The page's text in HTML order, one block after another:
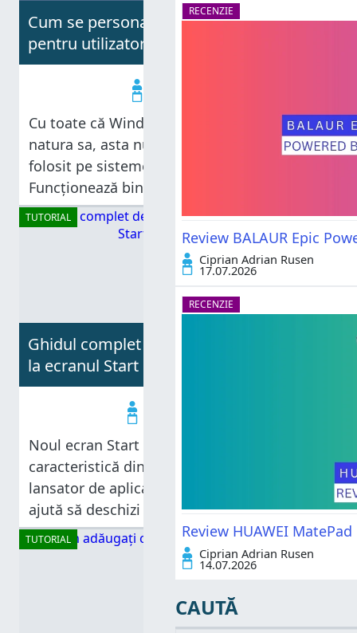
Cum se personalizează Windows 8
pentru utilizatorii de PC-uri
Cu toate că Windows 8 este hibrid prin
natura sa, asta nu înseamnă că nu poate fi
folosit pe sisteme clasice sau pe laptopuri.
Funcționează bine și este chiar mai rapid
decât Windows 7. Diferența este că
Windows 8 lucrează
TUTORIAL
Ghidul complet despre cum fixezi orice
la ecranul Start din Windows 8
Noul ecran Start este cea mai controversată
caracteristică din Windows 8. El este un
lansator de aplicaţii pe tot ecranul, care te
ajută să deschizi uşor orice aplicaţie vrei.
Înainte să vedeţi lucrurile la fel ca mine va
trebui să
TUTORIAL
RECENZIE
Review BALAUR Epic
Ciprian Adrian Rusen
17.07.2026
RECENZIE
Review HUAWEI
Ciprian Adrian Rusen
14.07.2026
CAUTĂ